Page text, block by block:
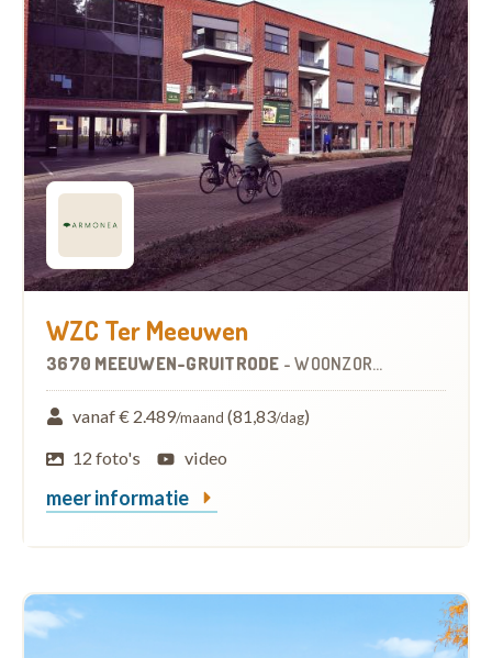
WZC Ter Meeuwen
3670 MEEUWEN-GRUITRODE -WOONZORGCENTRUM (WZC)
vanaf € 2.489/maand (81,83/dag)
12 foto's
video
meer informatie